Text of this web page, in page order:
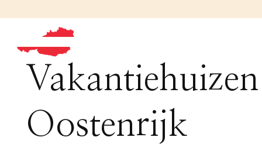
Vakantiehuizen
Oostenrijk